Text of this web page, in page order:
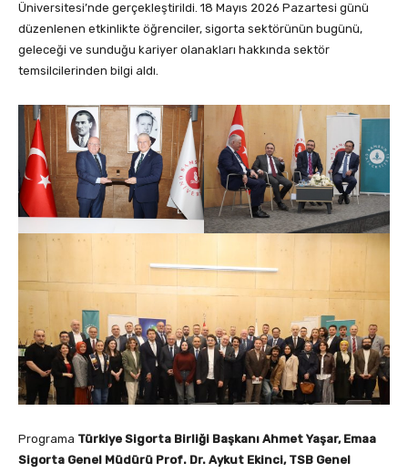
Üniversitesi’nde gerçekleştirildi. 18 Mayıs 2026 Pazartesi günü
düzenlenen etkinlikte öğrenciler, sigorta sektörünün bugünü,
geleceği ve sunduğu kariyer olanakları hakkında sektör
temsilcilerinden bilgi aldı.
Programa Türkiye Sigorta Birliği Başkanı Ahmet Yaşar, Emaa
Sigorta Genel Müdürü Prof. Dr. Aykut Ekinci, TSB Genel